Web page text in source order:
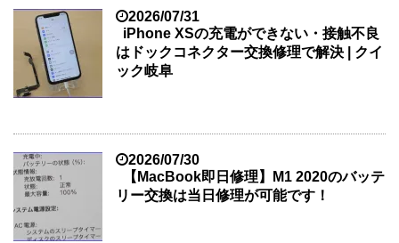
2026/07/31
iPhone XSの充電ができない・接触不良
はドックコネクター交換修理で解決 | クイ
ック岐阜
2026/07/30
【MacBook即日修理】M1 2020のバッテ
リー交換は当日修理が可能です！